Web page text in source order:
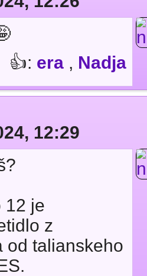
👍: era , Nadja
12:29
12 je
z
od talianskeho